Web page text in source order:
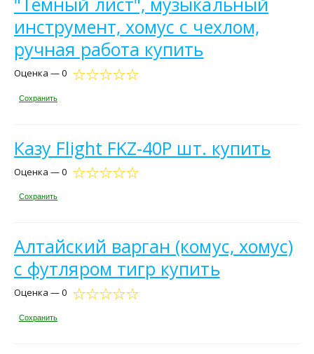
инструмент, хомус с чехлом,
ручная работа купить
Оценка — 0
Сохранить
Казу Flight FKZ-40P шт. купить
Оценка — 0
Сохранить
Алтайский варган (комус, хомус)
с футляром тигр купить
Оценка — 0
Сохранить